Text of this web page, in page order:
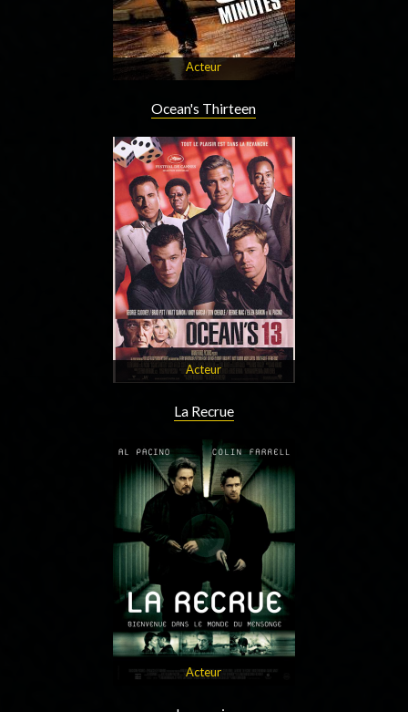
Acteur
Ocean's Thirteen
Acteur
La Recrue
Acteur